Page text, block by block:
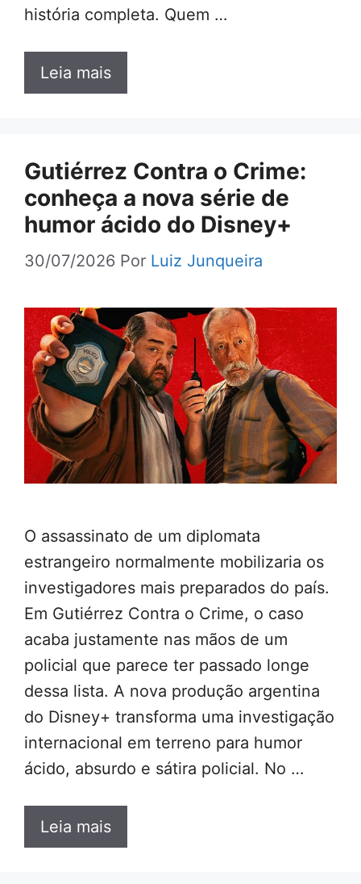
história completa. Quem …
Leia mais
Gutiérrez Contra o Crime:
conheça a nova série de
humor ácido do Disney+
30/07/2026 Por Luiz Junqueira
O assassinato de um diplomata
estrangeiro normalmente mobilizaria os
investigadores mais preparados do país.
Em Gutiérrez Contra o Crime, o caso
acaba justamente nas mãos de um
policial que parece ter passado longe
dessa lista. A nova produção argentina
do Disney+ transforma uma investigação
internacional em terreno para humor
ácido, absurdo e sátira policial. No …
Leia mais